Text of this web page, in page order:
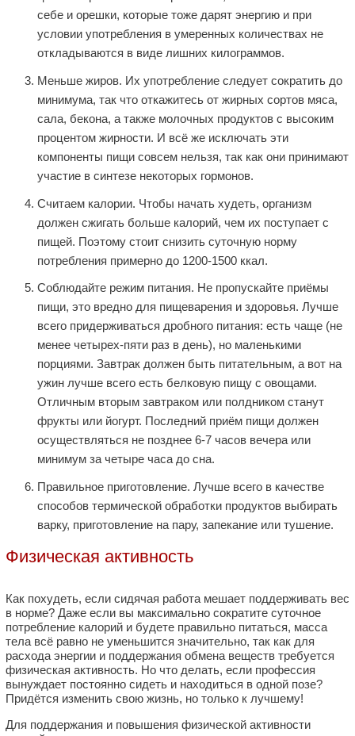
себе и орешки, которые тоже дарят энергию и при
условии употребления в умеренных количествах не
откладываются в виде лишних килограммов.
Меньше жиров. Их употребление следует сократить до
минимума, так что откажитесь от жирных сортов мяса,
сала, бекона, а также молочных продуктов с высоким
процентом жирности. И всё же исключать эти
компоненты пищи совсем нельзя, так как они принимают
участие в синтезе некоторых гормонов.
Считаем калории. Чтобы начать худеть, организм
должен сжигать больше калорий, чем их поступает с
пищей. Поэтому стоит снизить суточную норму
потребления примерно до 1200-1500 ккал.
Соблюдайте режим питания. Не пропускайте приёмы
пищи, это вредно для пищеварения и здоровья. Лучше
всего придерживаться дробного питания: есть чаще (не
менее четырех-пяти раз в день), но маленькими
порциями. Завтрак должен быть питательным, а вот на
ужин лучше всего есть белковую пищу с овощами.
Отличным вторым завтраком или полдником станут
фрукты или йогурт. Последний приём пищи должен
осуществляться не позднее 6-7 часов вечера или
минимум за четыре часа до сна.
Правильное приготовление. Лучше всего в качестве
способов термической обработки продуктов выбирать
варку, приготовление на пару, запекание или тушение.
Физическая активность
Как похудеть, если сидячая работа мешает поддерживать вес
в норме? Даже если вы максимально сократите суточное
потребление калорий и будете правильно питаться, масса
тела всё равно не уменьшится значительно, так как для
расхода энергии и поддержания обмена веществ требуется
физическая активность. Но что делать, если профессия
вынуждает постоянно сидеть и находиться в одной позе?
Придётся изменить свою жизнь, но только к лучшему!
Для поддержания и повышения физической активности